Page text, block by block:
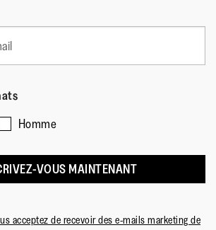
Homme
VOUS MAINTENANT
acceptez de recevoir des e-mails marketing de